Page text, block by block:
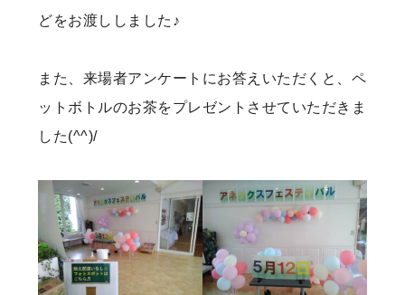
どをお渡ししました♪
また、来場者アンケートにお答えいただくと、ペ
ットボトルのお茶をプレゼントさせていただきま
した(^^)/